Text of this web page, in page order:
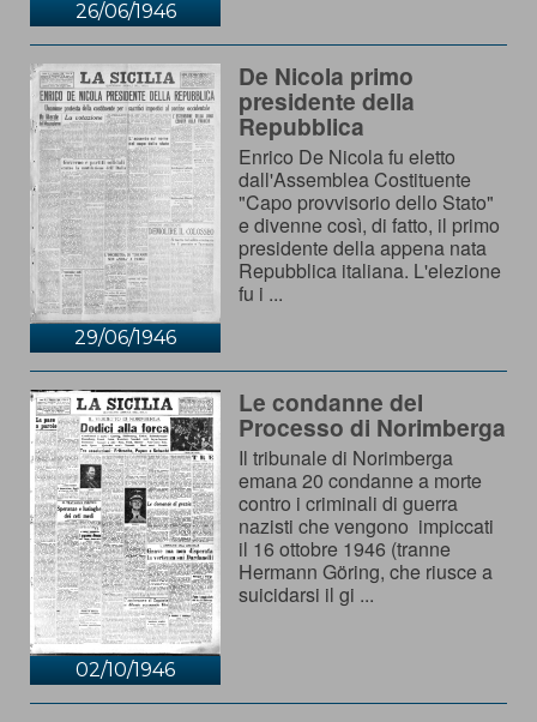
26/06/1946
29/06/1946
De Nicola primo
presidente della
Repubblica
Enrico De Nicola fu eletto
dall'Assemblea Costituente
"Capo provvisorio dello Stato"
e divenne così, di fatto, il primo
presidente della appena nata
Repubblica italiana. L'elezione
fu i ...
02/10/1946
Le condanne del
Processo di Norimberga
Il tribunale di Norimberga
emana 20 condanne a morte
contro i criminali di guerra
nazisti che vengono impiccati
il 16 ottobre 1946 (tranne
Hermann Göring, che riusce a
suicidarsi il gi ...